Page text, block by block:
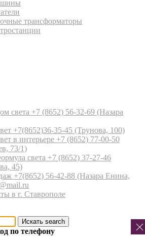
трансформаторы
света +7 (8652) 56-32-69 (Назара
+7(8652)36-35-45 (Трунова, 100)
в интерьере +7 (8652) 77-00-50
73/1)
света +7 (8652) 37-27-46
45)
+7(8652) 56-42-88 (Назара Енина,
в г. Ставрополе
Искать search
по телефону